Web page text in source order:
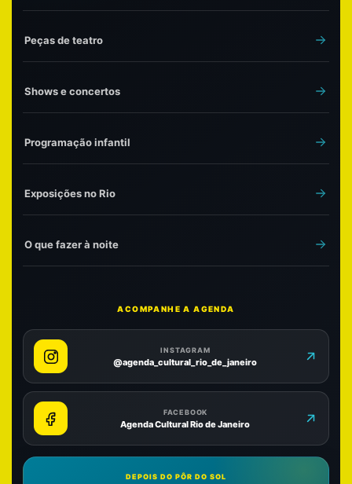
Peças de teatro
Shows e concertos
Programação infantil
Exposições no Rio
O que fazer à noite
ACOMPANHE A AGENDA
INSTAGRAM
@agenda_cultural_rio_de_janeiro
FACEBOOK
Agenda Cultural Rio de Janeiro
DEPOIS DO PÔR DO SOL